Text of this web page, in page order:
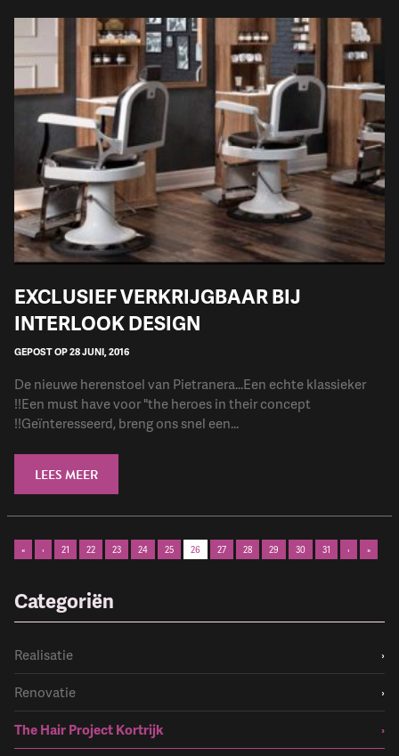
EXCLUSIEF VERKRIJGBAAR BIJ
INTERLOOK DESIGN
GEPOST OP 28 JUNI, 2016
De nieuwe herenstoel van Pietranera...Een echte klassieker
!!Een must have voor "the heroes in their concept
!!Geïnteresseerd, breng ons snel een...
LEES MEER
« ‹ 21 22 23 24 25 26 27 28 29 30 31 › »
Categoriën
Realisatie
›
Renovatie
›
The Hair Project Kortrijk
›